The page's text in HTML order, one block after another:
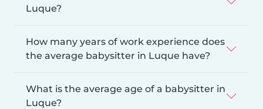
Luque?
How many years of work experience does
the average babysitter in Luque have?
What is the average age of a babysitter in
Luque?